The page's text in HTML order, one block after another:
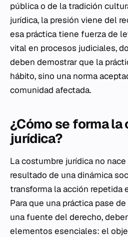
pública o de la tradición
jurídica, la presión viene del
esa práctica tiene fuerza de
vital en procesos judiciales,
deben demostrar que la
hábito, sino una norma
comunidad afectada.
¿Cómo se forma
jurídica?
La costumbre jurídica no
resultado de una dinámica
transforma la acción repetida
Para que una práctica pase
una fuente del derecho,
elementos esenciales: el